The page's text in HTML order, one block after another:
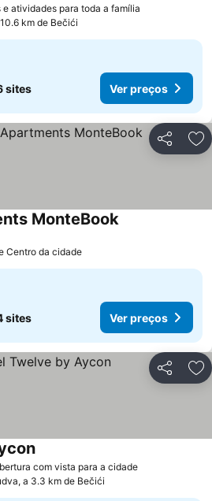
e atividades para toda a família
km de Bečići
sites Ver preços
Partilhar
MonteBook
Centro da cidade
sites Ver preços
Partilhar
com vista para a cidade
a 3.3 km de Bečići